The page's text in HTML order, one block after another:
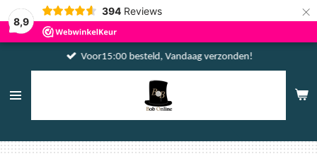
8,9
394 Reviews ×
Voor15:00 besteld, Vandaag verzonden!